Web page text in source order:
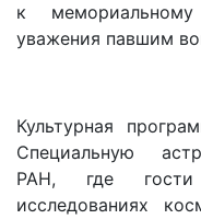
к
уважения павшим
Культурная
Специальную
РАН, где
исследованиях